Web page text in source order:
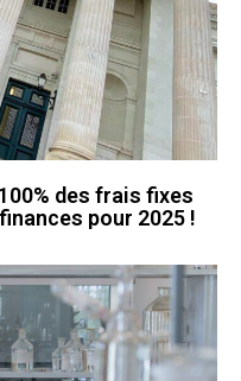
des frais fixes
pour 2025 !